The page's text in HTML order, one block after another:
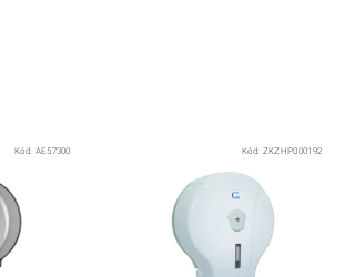
Kód: AE57300 Kód: ZKZHP000192